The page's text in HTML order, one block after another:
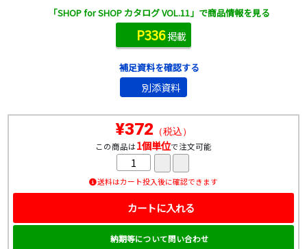
¥372 （税込）
この商品は1個単位で注文可能
送料はカート投入後に確認できます
カートに入れる
納期等について問い合わせ
「SHOP for SHOP カタログ VOL.11」で商品情報を見る
P336掲載
補足資料を確認する
別添資料